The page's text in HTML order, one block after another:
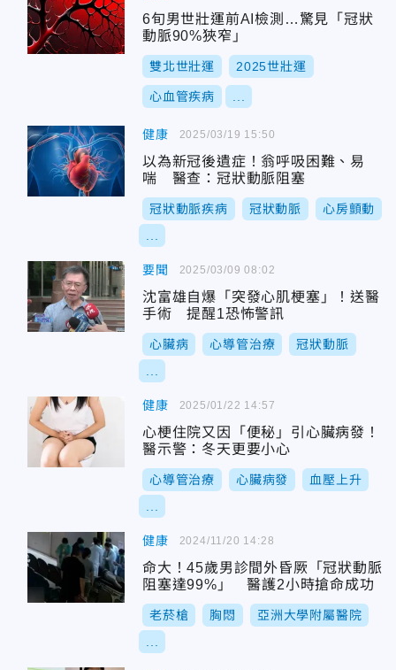
6旬男世壯運前AI檢測…驚見「冠狀
動脈90%狹窄」
雙北世壯運 2025世壯運
心血管疾病
健康
以為新冠後遺症！翁呼吸困難、易
喘 醫查：冠狀動脈阻塞
冠狀動脈疾病 冠狀動脈 心房顫動
2025/03/19 15:50
要聞
沈富雄自爆「突發心肌梗塞」！送醫
手術 提醒1恐怖警訊
心臟病 心導管治療 冠狀動脈
2025/03/09 08:02
健康
心梗住院又因「便秘」引心臟病發！
醫示警：冬天更要小心
心導管治療 心臟病發 血壓上升
2025/01/22 14:57
健康
命大！45歲男診間外昏厥「冠狀動脈
阻塞達99%」 醫護2小時搶命成功
老菸槍 胸悶 亞洲大學附屬醫院
2024/11/20 14:28